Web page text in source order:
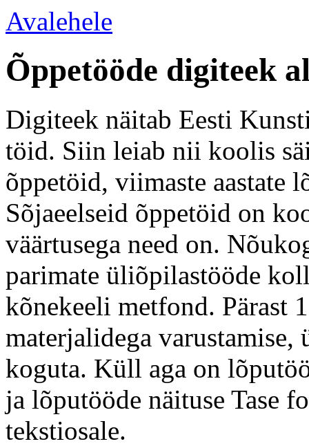
Avalehele
Õppetööde digiteek
Digiteek näitab Eesti
töid. Siin leiab nii koolis
õppetöid, viimaste aastate
Sõjaeelseid õppetöid on
väärtusega need on.
parimate üliõpilastööde
kõnekeeli metfond. Pärast
materjalidega varustamise,
koguta. Küll aga on
ja lõputööde näituse Tase
tekstiosale.